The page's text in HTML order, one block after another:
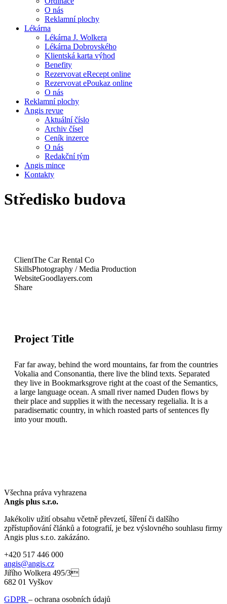
O nás
Reklamní plochy
Lékárna
Lékárna J. Wolkera
Lékárna Dobrovského
Klientská karta výhod
Benefity
Rezervovat eRecept online
Rezervovat ePoukaz online
O nás
Reklamní plochy
Angis revue
Aktuální číslo
Archiv čísel
Ceník inzerce
O nás
Redakční tým
Angis mince
Kontakty
Středisko budova
ClientThe Car Rental Co
SkillsPhotography / Media Production
WebsiteGoodlayers.com
Share
Project Title
Far far away, behind the word mountains, far from the countries
Vokalia and Consonantia, there live the blind texts. Separated
they live in Bookmarksgrove right at the coast of the Semantics,
a large language ocean. A small river named Duden flows by
their place and supplies it with the necessary regelialia. It is a
paradisematic country, in which roasted parts of sentences fly
into your mouth.
Všechna práva vyhrazena
Angis plus s.r.o.
Jakékoliv užití obsahu včetně převzetí, šíření či dalšího
zpřístupňování článků a fotografií, je bez výslovného souhlasu firmy
Angis plus s.r.o. zakázáno.
+420 517 446 000
angis@angis.cz
Jiřího Wolkera 495/3
682 01 Vyškov
GDPR – ochrana osobních údajů